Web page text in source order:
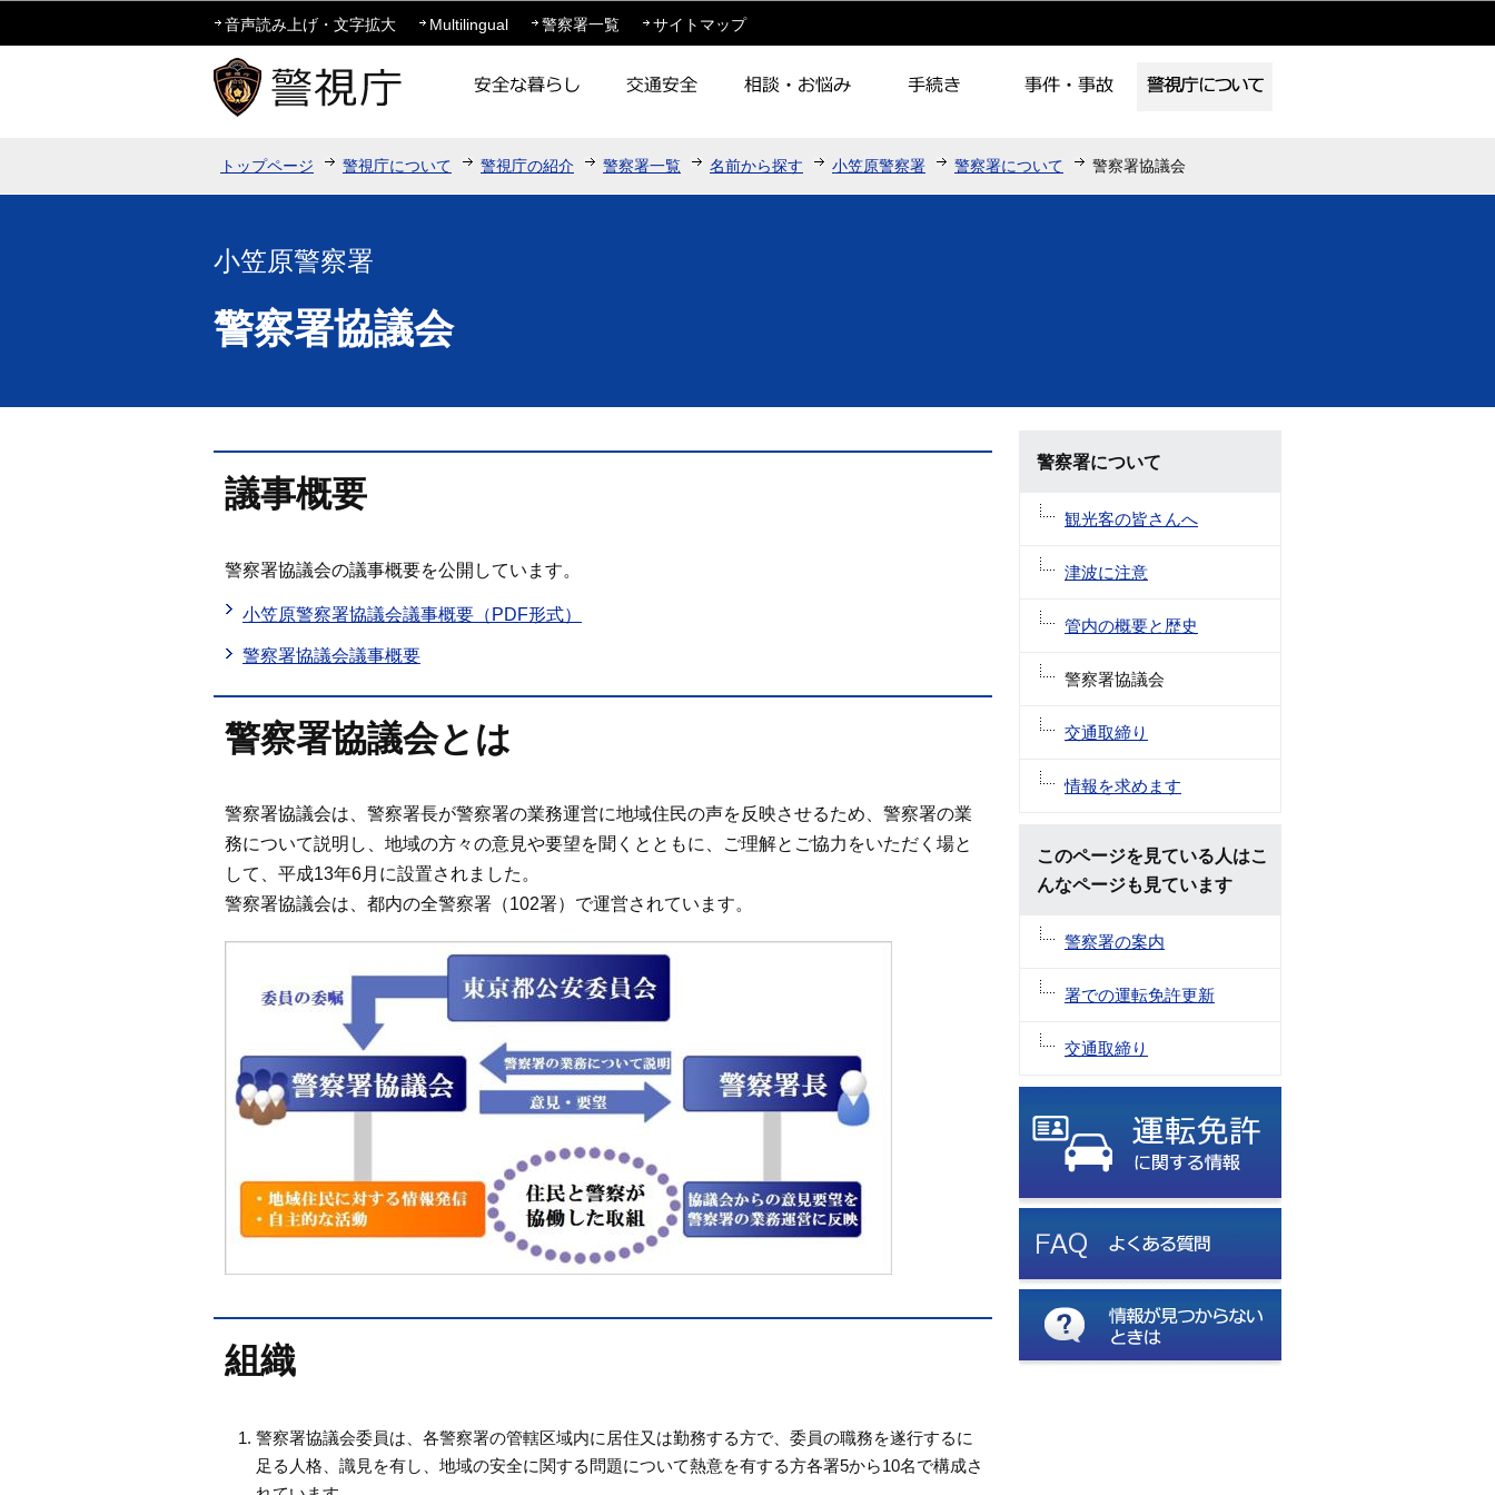
このページの本文へ移動
音声読み上げ・文字拡大 Multilingual 警察署一覧 サイトマップ
トップページ 警視庁について 警視庁の紹介 警察署一覧 名前から探す 小笠原警察署 警察署について 警察署協議会
小笠原警察署
警察署協議会
議事概要
警察署協議会の議事概要を公開しています。
小笠原警察署協議会議事概要（PDF形式）
警察署協議会議事概要
警察署協議会とは
警察署協議会は、警察署長が警察署の業務運営に地域住民の声を反映させるため、警察署の業
務について説明し、地域の方々の意見や要望を聞くとともに、ご理解とご協力をいただく場と
して、平成13年6月に設置されました。
警察署協議会は、都内の全警察署（102署）で運営されています。
組織
警察署協議会委員は、各警察署の管轄区域内に居住又は勤務する方で、委員の職務を遂行するに
足る人格、識見を有し、地域の安全に関する問題について熱意を有する方各署5から10名で構成さ
警察署について
観光客の皆さんへ
津波に注意
管内の概要と歴史
警察署協議会
交通取締り
情報を求めます
このページを見ている人はこ
んなページも見ています
警察署の案内
署での運転免許更新
交通取締り